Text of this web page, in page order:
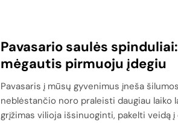
Pavasario saulės
mėgautis pirmuoju įdegiu
Pavasaris į mūsų gyvenimus įneša
neblėstančio noro praleisti daugiau laiko
grįžimas vilioja išsinuoginti, pakelti veidą